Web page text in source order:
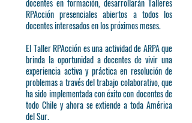
docentes en formación, desarrollarán Talleres
RPAcción presenciales abiertos a todos los
docentes interesados en los próximos meses.
El Taller RPAcción es una actividad de ARPA que
brinda la oportunidad a docentes de vivir una
experiencia activa y práctica en resolución de
problemas a través del trabajo colaborativo, que
ha sido implementada con éxito con docentes de
todo Chile y ahora se extiende a toda América
del Sur.